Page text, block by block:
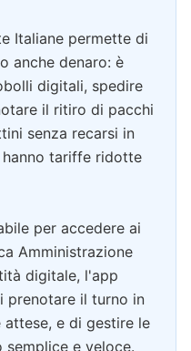
Italiane permette di
anche denaro: è
digitali, spedire
il ritiro di pacchi
senza recarsi in
tariffe ridotte
per accedere ai
Amministrazione
digitale, l'app
prenotare il turno in
e di gestire le
e veloce.